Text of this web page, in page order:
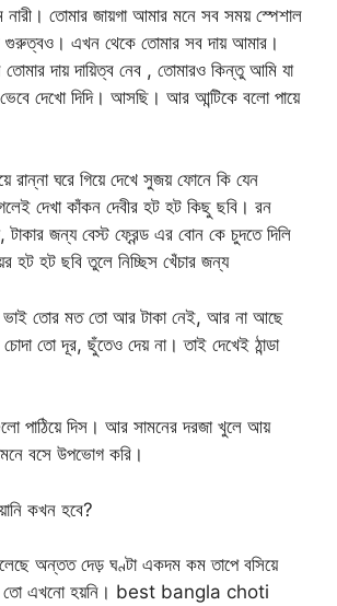
তোমার জায়গা আমার মনে সব সময় স্পেশাল
এখন থেকে তোমার সব দায় আমার।
দায় দায়িত্ব নেব , তোমারও কিন্তু আমি যা
দেখো দিদি। আসছি। আর আন্টিকে বলো পায়ে
রান্না ঘরে গিয়ে দেখে সুজয় ফোনে কি যেন
দেখা কাঁকন দেবীর হট হট কিছু ছবি। রন
টাকার জন্য বেস্ট ফ্রেন্ড এর বোন কে চুদতে দিলি
হট হট ছবি তুলে নিচ্ছিস খেঁচার জন্য
ভাই তোর মত তো আর টাকা নেই, আর না আছে
চোদা তো দূর, ছুঁতেও দেয় না। তাই দেখেই ঠান্ডা
পাঠিয়ে দিস। আর সামনের দরজা খুলে আয়
বসে উপভোগ করি।
কখন হবে?
অন্তত দেড় ঘণ্টা একদম কম তাপে বসিয়ে
তো এখনো হয়নি। best bangla choti